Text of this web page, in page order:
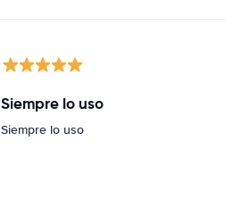
Siempre lo uso
Siempre lo uso